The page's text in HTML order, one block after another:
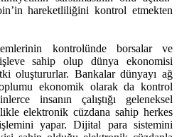
hareketliliğini kontrol etmekten
kontrolünde borsalar ve
sahip olup dünya ekonomisi
oluştururlar. Bankalar dünyayı ağ
ekonomik olarak da kontrol
insanın çalıştığı geleneksel
elektronik cüzdana sahip herkes
yapar. Dijital para sistemini